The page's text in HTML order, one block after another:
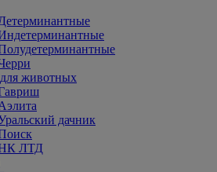
Детерминантные
животных
дачник
ЛТД